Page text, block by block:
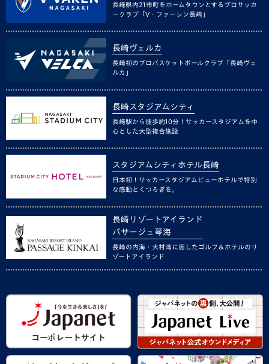
長崎県内21市町をホームタウンとするプロサッカ
ークラブ「V・ファーレン長崎」
長崎ヴェルカ
長崎初のプロバスケットボールクラブ「長崎ヴェ
ルカ」
長崎スタジアムシティ
長崎駅から徒歩約10分！サッカースタジアムを中
心とした大型複合施設
スタジアムシティホテル長崎
日本初！サッカースタジアムビューホテルで特別
な感動とくつろぎを。
長崎リゾートアイランド
パサージュ琴海
長崎の内海・大村湾に面したゴルフ＆ホテルのリ
ゾートアイランド